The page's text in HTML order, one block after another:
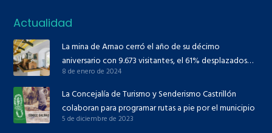
Actualidad
La mina de Arnao cerró el año de su décimo
aniversario con 9.673 visitantes, el 61% desplazados
desde fuera de Asturias
8 de enero de 2024
La Concejalía de Turismo y Senderismo Castrillón
colaboran para programar rutas a pie por el municipio
5 de diciembre de 2023